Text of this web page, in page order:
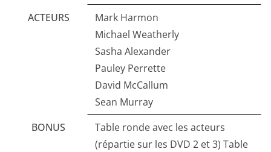
ACTEURS
Mark Harmon
Michael Weatherly
Sasha Alexander
Pauley Perrette
David McCallum
Sean Murray
BONUS
Table ronde avec les acteurs
(répartie sur les DVD 2 et 3) Table